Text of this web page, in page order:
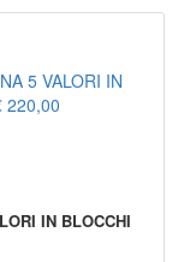
IN BLOCCHI